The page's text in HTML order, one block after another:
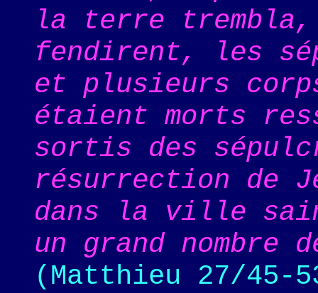
la terre
fendirent, les
et plusieurs
étaient morts
sortis des
résurrection de
dans la ville
un grand nombre
(Matthieu 27/45-